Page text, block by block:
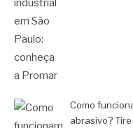
Como
abrasivo?